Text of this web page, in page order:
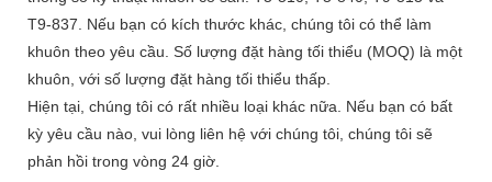
T9-837. Nếu bạn có kích thước khác, chúng tôi có thể làm
khuôn theo yêu cầu. Số lượng đặt hàng tối thiểu (MOQ) là một
khuôn, với số lượng đặt hàng tối thiểu thấp.
Hiện tại, chúng tôi có rất nhiều loại khác nữa. Nếu bạn có bất
kỳ yêu cầu nào, vui lòng liên hệ với chúng tôi, chúng tôi sẽ
phản hồi trong vòng 24 giờ.